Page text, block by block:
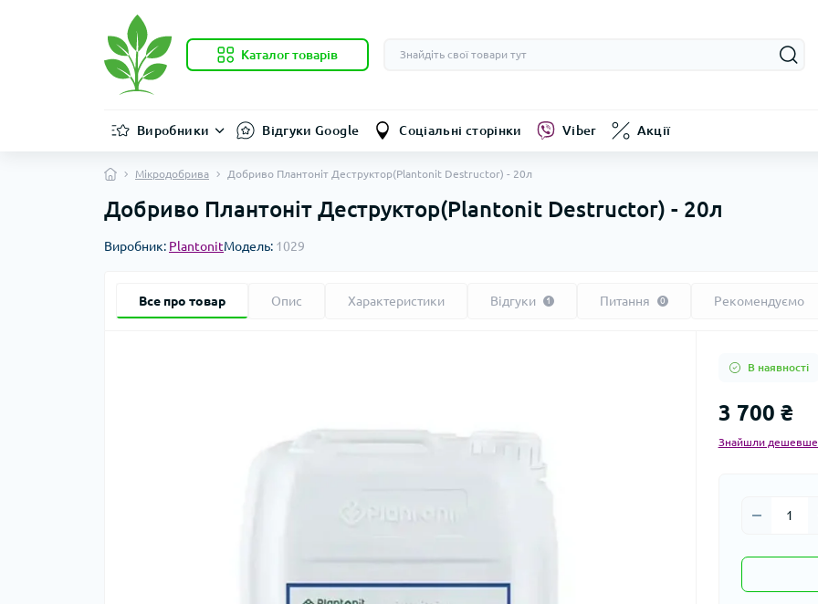
Каталог товарів
Виробники Відгуки Google Соціальні сторінки Viber Акції
Мікродобрива Добриво Плантоніт Деструктор(Plantonit Destructor) - 20л
Добриво Плантоніт Деструктор(Plantonit Destructor) - 20л
Виробник: PlantonitМодель: 1029
Все про товар Опис Характеристики Відгуки 1 Питання 0 Рекомендуємо
В наявності
3 700 ₴
Знайшли